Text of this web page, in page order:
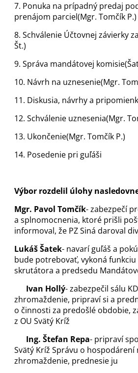
7. Ponuka na prípadný predaj
prenájom parciel(Mgr. Tomčík P.)
8. Schválenie Účtovnej závierky
Št.)
9. Správa mandátovej
10. Návrh na uznesenie(Mgr.
11. Diskusia, návrhy a
12. Schválenie uznesenia(Mgr.
13. Ukončenie(Mgr. Tomčík P.)
14. Posedenie pri guľáši
Výbor rozdelil úlohy
Mgr. Pavol Tomčík- zabezpečí
a splnomocnenia, ktoré prišli
informoval, že PZ Siná daroval
Lukáš Šatek- navarí guľáš a
bude potrebovať, vykoná
skrutátora a predsedu
Ivan Hollý- zabezpečil sálu
zhromaždenie, pripraví si a
o činnosti za predošlé obdobie,
z OU Svätý Kríž
Ing. Štefan Repa- pripraví
Svätý Kríž Správu o hospodárení
zhromaždenie, prednesie ju